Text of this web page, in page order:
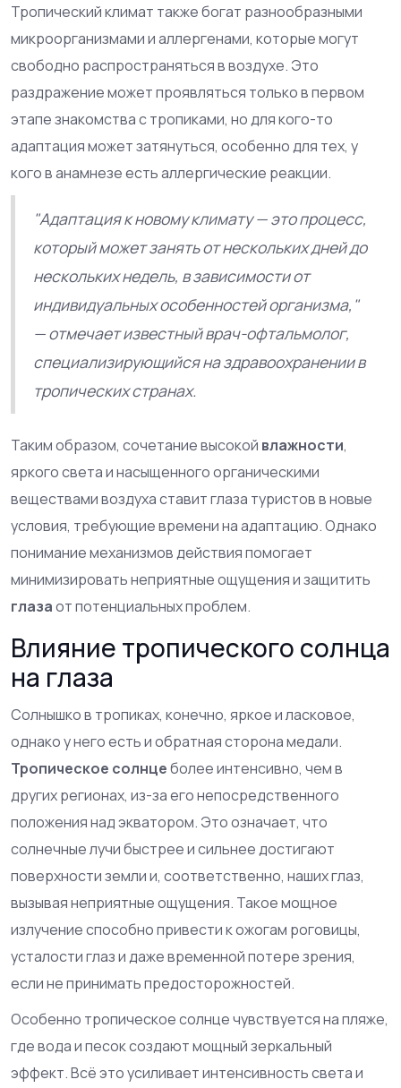
Тропический климат также богат разнообразными
микроорганизмами и аллергенами, которые могут
свободно распространяться в воздухе. Это
раздражение может проявляться только в первом
этапе знакомства с тропиками, но для кого-то
адаптация может затянуться, особенно для тех, у
кого в анамнезе есть аллергические реакции.
"Адаптация к новому климату — это процесс,
который может занять от нескольких дней до
нескольких недель, в зависимости от
индивидуальных особенностей организма,"
— отмечает известный врач-офтальмолог,
специализирующийся на здравоохранении в
тропических странах.
Таким образом, сочетание высокой влажности,
яркого света и насыщенного органическими
веществами воздуха ставит глаза туристов в новые
условия, требующие времени на адаптацию. Однако
понимание механизмов действия помогает
минимизировать неприятные ощущения и защитить
глазаот потенциальных проблем.
Влияние тропического солнца
на глаза
Солнышко в тропиках, конечно, яркое и ласковое,
однако у него есть и обратная сторона медали.
Тропическое солнцеболее интенсивно, чем в
других регионах, из-за его непосредственного
положения над экватором. Это означает, что
солнечные лучи быстрее и сильнее достигают
поверхности земли и, соответственно, наших глаз,
вызывая неприятные ощущения. Такое мощное
излучение способно привести к ожогам роговицы,
усталости глаз и даже временной потере зрения,
если не принимать предосторожностей.
Особенно тропическое солнце чувствуется на пляже,
где вода и песок создают мощный зеркальный
эффект. Всё это усиливает интенсивность света и